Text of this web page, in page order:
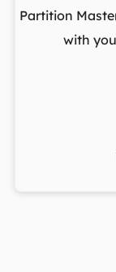
Partition
with